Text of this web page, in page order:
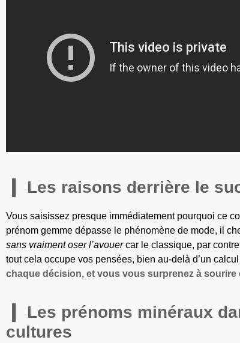
Les raisons derrière le
Vous saisissez presque immédiatement pourquoi ce
prénom gemme dépasse le phénomène de mode, il
sans vraiment oser l’avouercar le classique, par
tout cela occupe vos pensées, bien au-delà d’un
chaque décision, et vous vous surprenez à
Les prénoms minéraux
cultures